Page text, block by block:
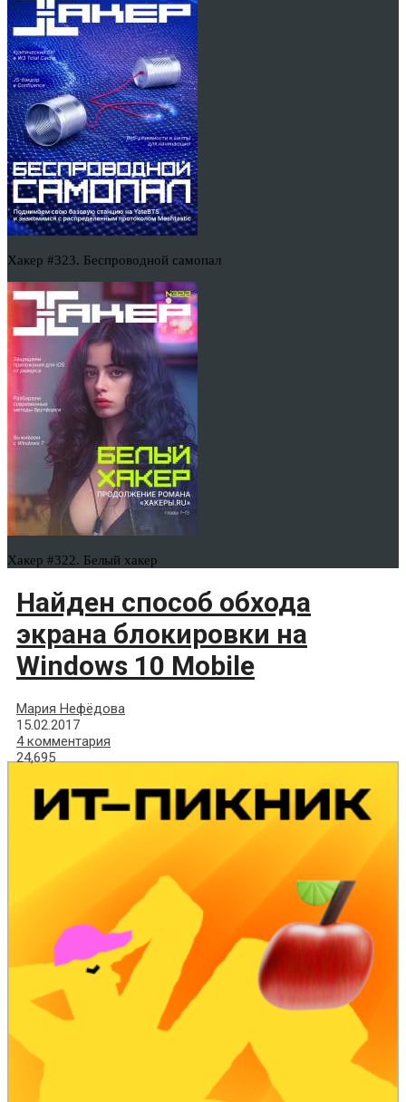
Хакер #323. Беспроводной самопал
Хакер #322. Белый хакер
Найден способ обхода
экрана блокировки на
Windows 10 Mobile
Мария Нефёдова
15.02.2017
4 комментария
24,695